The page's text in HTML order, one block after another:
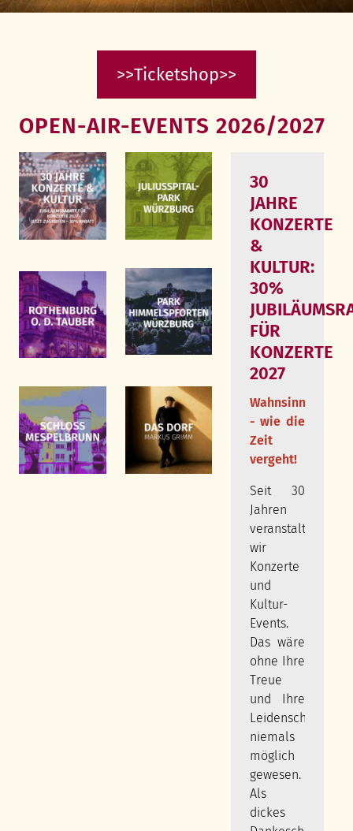
>>Ticketshop>>
OPEN-AIR-EVENTS 2026/2027
30
JAHRE
KONZERTE
&
KULTUR:
30%
FÜR
KONZERTE
2027
Wahnsinn
- wie die
Zeit
vergeht!
Seit 30
Jahren
veranstalten
wir
Konzerte
und
Kultur-
Events.
Das wäre
ohne Ihre
Treue
und Ihre
Leidenschaft
niemals
möglich
gewesen.
Als
dickes